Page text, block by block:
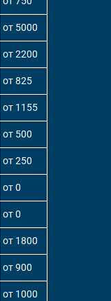
от 5000
от 2200
от 825
от 1155
от 500
от 250
от 0
от 0
от 1800
от 900
от 1000